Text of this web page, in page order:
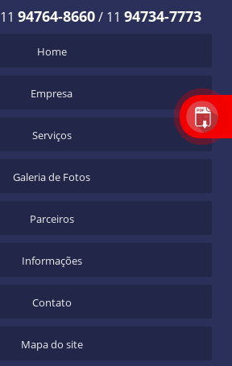
11 94764-8660/ 11 94734-7773
Home
Empresa
Serviços
Galeria de Fotos
Parceiros
Informações
Contato
Mapa do site